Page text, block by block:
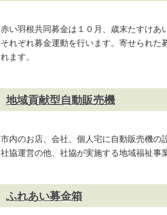
赤い羽根共同募金は１０月、歳末たすけあ
それぞれ募金運動を行います。寄せられた
れます。
地域貢献型自動販売機
市内のお店、会社、個人宅に自動販売機の
社協運営の他、社協が実施する地域福祉事
ふれあい募金箱